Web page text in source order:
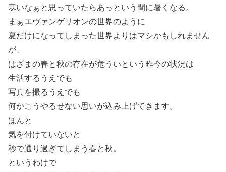
寒いなぁと思っていたらあっという間に暑くなる。
まぁエヴァンゲリオンの世界のように
夏だけになってしまった世界よりはマシかもしれません
が、
はざまの春と秋の存在が危ういという昨今の状況は
生活するうえでも
写真を撮るうえでも
何かこうやるせない思いが込み上げてきます。
ほんと
気を付けていないと
秒で通り過ぎてしまう春と秋。
というわけで